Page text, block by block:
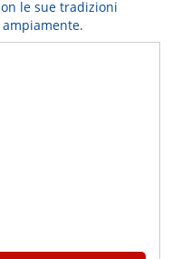
le sue tradizioni